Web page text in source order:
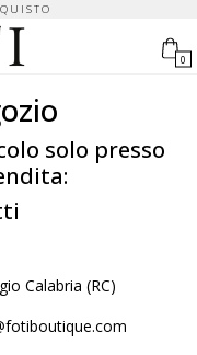
0
solo presso
Calabria (RC)